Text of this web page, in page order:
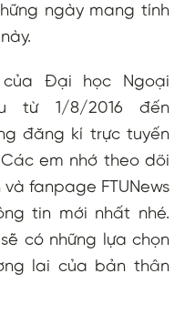
ngày mang tính
Đại học Ngoại
từ 1/8/2016 đến
đăng kí trực tuyến
em nhớ theo dõi
fanpage FTUNews
tin mới nhất nhé.
có những lựa chọn
lai của bản thân